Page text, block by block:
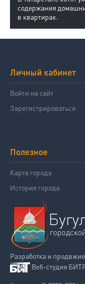
содержания
в квартирах.
Личный кабинет
Войти на сайт
Зарегистрироваться
Полезное
Карта города
История города
Разработка и
Веб-студия